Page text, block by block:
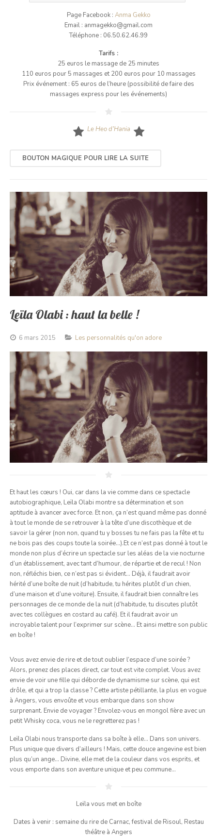
Page Facebook : Anma Gekko
Email : anmagekko@gmail.com
Téléphone : 06.50.62.46.99
Tarifs :
25 euros le massage de 25 minutes
110 euros pour 5 massages et 200 euros pour 10 massages
Prix événement : 65 euros de l’heure (possibilité de faire des
massages express pour les événements)
Le Heo d’Hania
BOUTON MAGIQUE POUR LIRE LA SUITE
Leïla Olabi : haut la belle !
6 mars 2015 Les personnalités qu'on adore
Et haut les cœurs ! Oui, car dans la vie comme dans ce spectacle
autobiographique, Leïla Olabi montre sa détermination et son
aptitude à avancer avec force. Et non, ça n’est quand même pas donné
à tout le monde de se retrouver à la tête d’une discothèque et de
savoir la gérer (non non, quand tu y bosses tu ne fais pas la fête et tu
ne bois pas des coups toute la soirée…).Et ce n’est pas donné à tout le
monde non plus d’écrire un spectacle sur les aléas de la vie nocturne
d’un établissement, avec tant d’humour, de répartie et de recul ! Non
non, réfléchis bien, ce n’est pas si évident… Déjà, il faudrait avoir
hérité d’une boîte de nuit (d’habitude, tu hérites plutôt d’un chien,
d’une maison et d’une voiture). Ensuite, il faudrait bien connaître les
personnages de ce monde de la nuit (d’habitude, tu discutes plutôt
avec tes collègues en costard au café). Et il faudrait avoir un
incroyable talent pour l’exprimer sur scène… Et ainsi mettre son public
en boîte !
Vous avez envie de rire et de tout oublier l’espace d’une soirée ?
Alors, prenez des places direct, car tout est vite complet. Vous avez
envie de voir une fille qui déborde de dynamisme sur scène, qui est
drôle, et qui a trop la classe ? Cette artiste pétillante, la plus en vogue
à Angers, vous envoûte et vous embarque dans son show
surprenant. Envie de voyager ? Envolez-vous en mongol fière avec un
petit Whisky coca, vous ne le regretterez pas !
Leïla Olabi nous transporte dans sa boîte à elle… Dans son univers.
Plus unique que divers d’ailleurs ! Mais, cette douce angevine est bien
plus qu’un ange… Divine, elle met de la couleur dans vos esprits, et
vous emporte dans son aventure unique et peu commune…
Leïla vous met en boîte
Dates à venir : semaine du rire de Carnac, festival de Risoul, Restau
théâtre à Angers